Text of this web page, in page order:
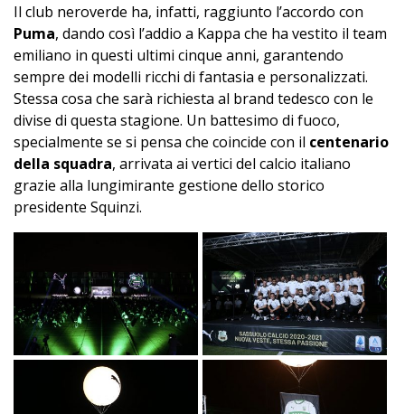
Il club neroverde ha, infatti, raggiunto l’accordo con
Puma, dando così l’addio a Kappa che ha vestito il team
emiliano in questi ultimi cinque anni, garantendo
sempre dei modelli ricchi di fantasia e personalizzati.
Stessa cosa che sarà richiesta al brand tedesco con le
divise di questa stagione. Un battesimo di fuoco,
specialmente se si pensa che coincide con il centenario
della squadra, arrivata ai vertici del calcio italiano
grazie alla lungimirante gestione dello storico
presidente Squinzi.